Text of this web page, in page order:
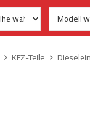
KFZ-Teile